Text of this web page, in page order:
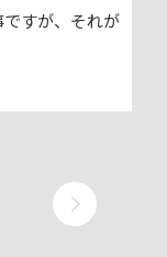
すが、それが